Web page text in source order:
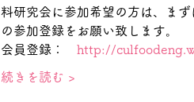
料研究会に参加希望の方は、ま
の参加登録をお願い致します。
会員登録： http://
続きを読む >